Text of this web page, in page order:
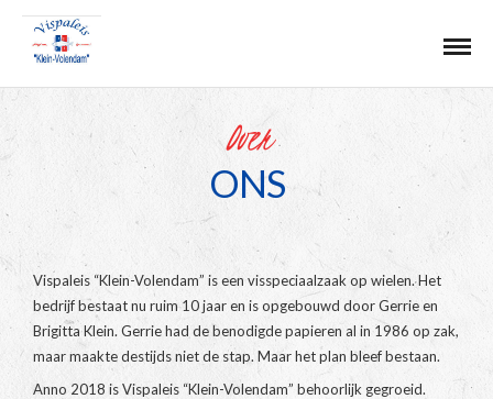
Over
ONS
Vispaleis “Klein-Volendam” is een visspeciaalzaak op wielen. Het
bedrijf bestaat nu ruim 10 jaar en is opgebouwd door Gerrie en
Brigitta Klein. Gerrie had de benodigde papieren al in 1986 op zak,
maar maakte destijds niet de stap. Maar het plan bleef bestaan.
Anno 2018 is Vispaleis “Klein-Volendam” behoorlijk gegroeid.